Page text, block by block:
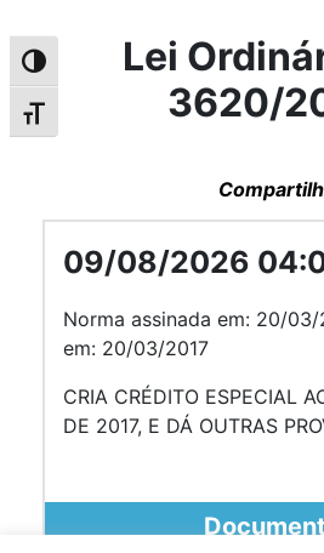
Alternar alto contraste
Alternar tamanho da fonte
Lei
3620/
09/08/2026
Norma assinada em: 20/03/
em: 20/03/2017
CRIA CRÉDITO ESPECIAL
DE 2017, E DÁ OUTRAS